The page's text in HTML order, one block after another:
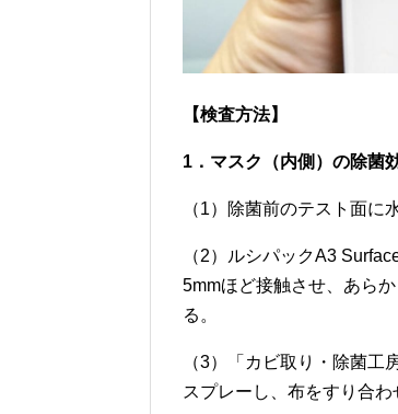
【検査方法】
1．マスク（内側）の除菌
（1）除菌前のテスト面に
（2）ルシパックA3
5mmほど接触させ、あら
る。
（3）「カビ取り・除菌工
スプレーし、布をすり合